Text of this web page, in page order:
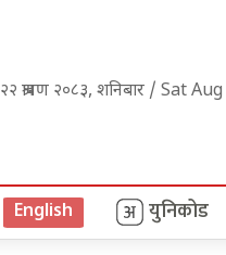
२२ श्रावण २०८३, शनिबार / Sat
English युनिकोड